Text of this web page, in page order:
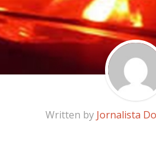
Written by Jornalista